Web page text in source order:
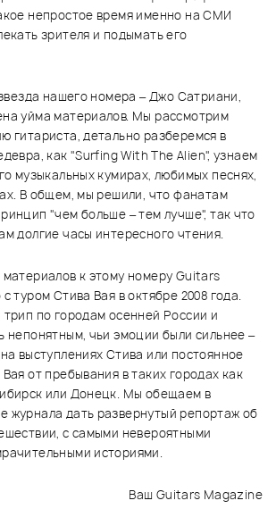
непростое время именно на СМИ
зрителя и подымать его
нашего номера – Джо Сатриани,
уйма материалов. Мы рассмотрим
гитариста, детально разберемся в
как "Surfing With The Alien", узнаем
музыкальных кумирах, любимых песнях,
В общем, мы решили, что фанатам
"чем больше – тем лучше", так что
долгие часы интересного чтения.
материалов к этому номеру Guitars
туром Стива Вая в октябре 2008 года.
по городам осенней России и
непонятным, чьи эмоции были сильнее –
выступлениях Стива или постоянное
от пребывания в таких городах как
или Донецк. Мы обещаем в
журнала дать развернутый репортаж об
с самыми невероятными
историями.
Ваш Guitars Magazine